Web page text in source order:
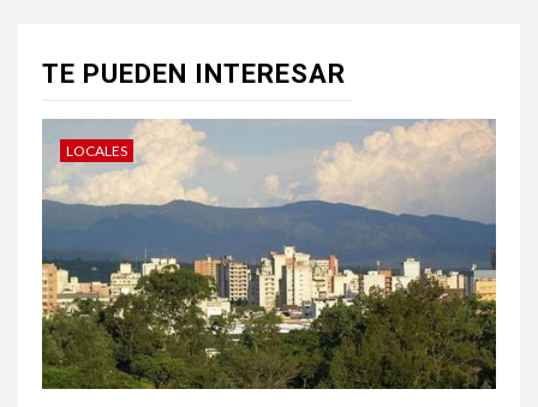
TE PUEDEN INTERESAR
LOCALES